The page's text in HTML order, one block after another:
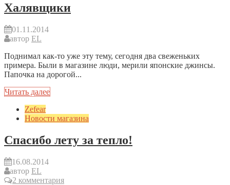
Халявщики
01.11.2014
автор EL
Поднимал как-то уже эту тему, сегодня два свеженьких
примера. Были в магазине люди, мерили японские джинсы.
Папочка на дорогой...
Читать далее
Zefear
Новости магазина
Спасибо лету за тепло!
16.08.2014
автор EL
2 комментария